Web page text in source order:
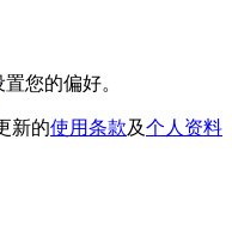
置您的偏好。
新的使用条款及个人资料